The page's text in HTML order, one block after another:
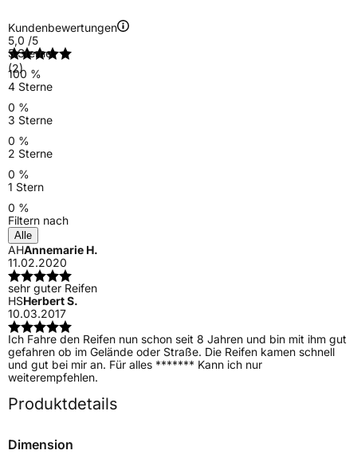
Kundenbewertungen
5,0 /5
(2)
5 Sterne
100 %
4 Sterne
0 %
3 Sterne
0 %
2 Sterne
0 %
1 Stern
0 %
Filtern nach
Alle
AHAnnemarie H.
11.02.2020
sehr guter Reifen
HSHerbert S.
10.03.2017
Ich Fahre den Reifen nun schon seit 8 Jahren und bin mit ihm gut
gefahren ob im Gelände oder Straße. Die Reifen kamen schnell
und gut bei mir an. Für alles ******* Kann ich nur
weiterempfehlen.
Produktdetails
Dimension